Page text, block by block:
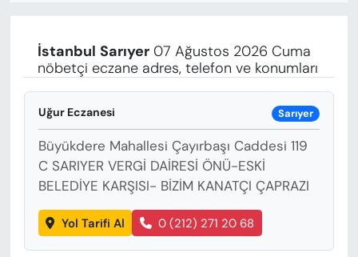
İstanbul Sarıyer07 Ağustos 2026 Cuma
nöbetçi eczane adres, telefon ve konumları
Uğur Eczanesi Sarıyer
Büyükdere Mahallesi Çayırbaşı Caddesi 119
C SARIYER VERGİ DAİRESİ ÖNÜ-ESKİ
BELEDİYE KARŞISI- BİZİM KANATÇI ÇAPRAZI
Yol Tarifi Al 0 (212) 271 20 68
EĞİTİM
SAĞLIK
SPOR
KÜLTÜR-SANAT
Haber Arşivi